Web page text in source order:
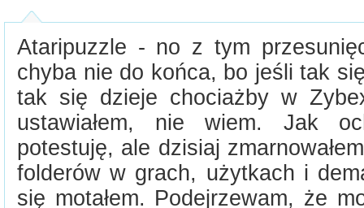
Ataripuzzle - no z tym
chyba nie do końca, bo jeśli tak
tak się dzieje chociażby w
ustawiałem, nie wiem. Jak
potestuję, ale dzisiaj
folderów w grach, użytkach i
się motałem. Podejrzewam, że